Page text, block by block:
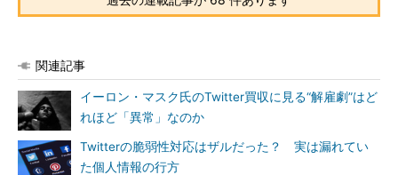
関連記事
イーロン・マスク氏のTwitter買収に見る“解雇劇”はど
れほど「異常」なのか
Twitterの脆弱性対応はザルだった？ 実は漏れてい
た個人情報の行方